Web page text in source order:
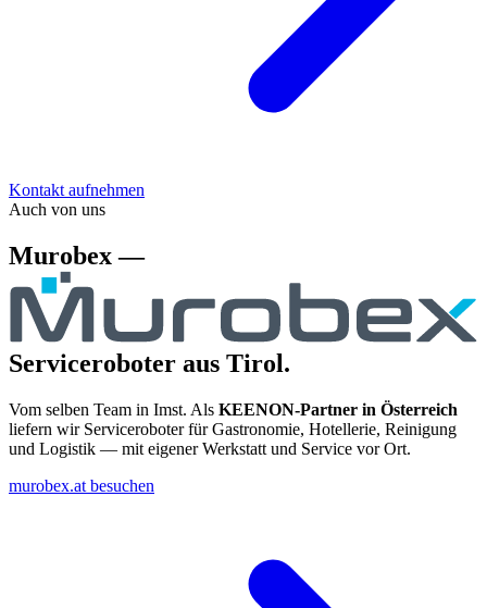
Kontakt aufnehmen
Auch von uns
Murobex —
Serviceroboter aus Tirol.
Vom selben Team in Imst. Als KEENON-Partner in Österreich
liefern wir Serviceroboter für Gastronomie, Hotellerie, Reinigung
und Logistik — mit eigener Werkstatt und Service vor Ort.
murobex.at besuchen